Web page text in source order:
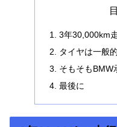
3年30,000km
タイヤは一般
そもそもBMW
最後に